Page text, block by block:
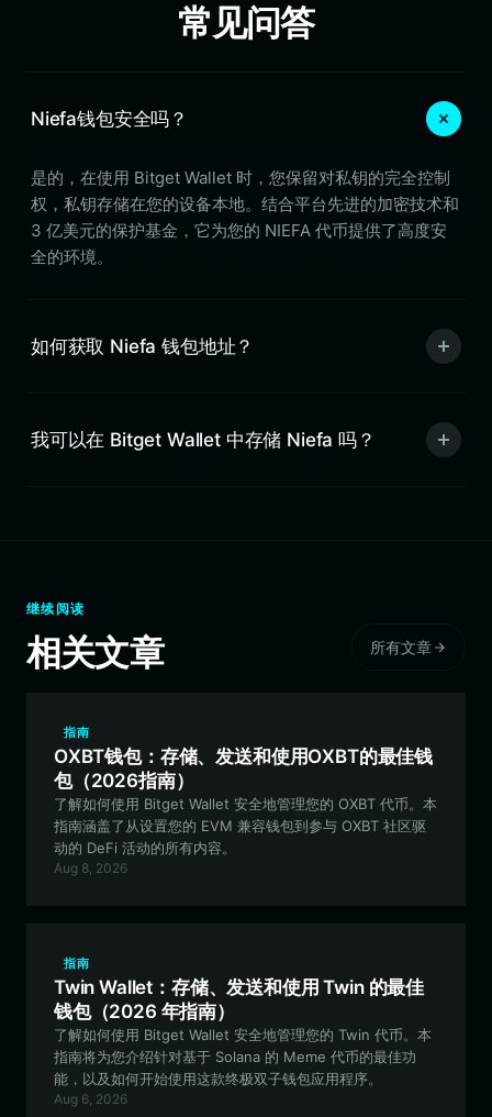
常见问答
Niefa钱包安全吗？
是的，在使用 Bitget Wallet 时，您保留对私钥的完全控制
权，私钥存储在您的设备本地。结合平台先进的加密技术和
3 亿美元的保护基金，它为您的 NIEFA 代币提供了高度安
全的环境。
如何获取 Niefa 钱包地址？
我可以在 Bitget Wallet 中存储 Niefa 吗？
继续阅读
相关文章 所有文章
指南
OXBT钱包：存储、发送和使用OXBT的最佳钱
包（2026指南）
了解如何使用 Bitget Wallet 安全地管理您的 OXBT 代币。本
指南涵盖了从设置您的 EVM 兼容钱包到参与 OXBT 社区驱
动的 DeFi 活动的所有内容。
Aug 8, 2026
指南
Twin Wallet：存储、发送和使用 Twin 的最佳
钱包（2026 年指南）
了解如何使用 Bitget Wallet 安全地管理您的 Twin 代币。本
指南将为您介绍针对基于 Solana 的 Meme 代币的最佳功
能，以及如何开始使用这款终极双子钱包应用程序。
Aug 6, 2026